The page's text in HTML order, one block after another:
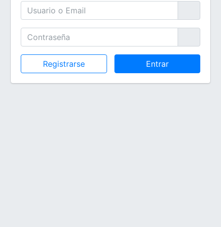
Registrarse Entrar